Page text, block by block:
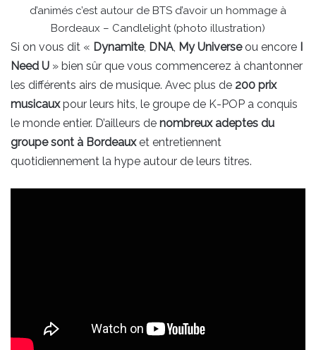
d’animés c’est autour de BTS d’avoir un hommage à
Bordeaux – Candlelight (photo illustration)
Si on vous dit « Dynamite, DNA, My Universeou encore
Need U » bien sûr que vous commencerez à chantonner
les différents airs de musique. Avec plus de 200 prix
musicauxpour leurs hits, le groupe de K-POP a conquis
le monde entier. D’ailleurs de nombreux adeptes du
groupe sont à Bordeauxet entretiennent
quotidiennement la hype autour de leurs titres.